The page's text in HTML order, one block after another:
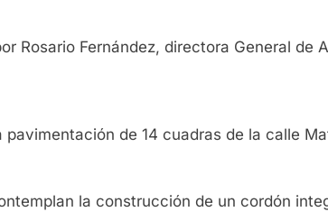
Rosario Fernández, directora General de
pavimentación de 14 cuadras de la calle
la construcción de un cordón